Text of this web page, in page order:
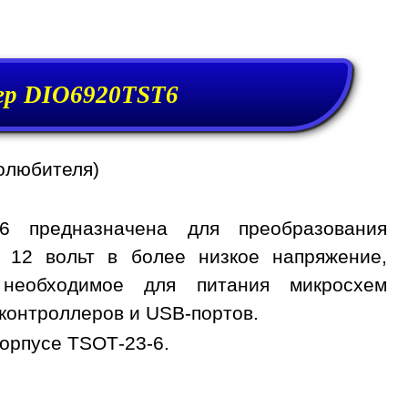
DIO6920TST6
предназначена для преобразования
12 вольт в более низкое напряжение,
для питания микросхем
и USB-портов.
TSOT-23-6.